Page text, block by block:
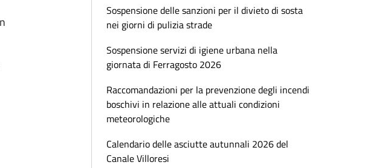
Sospensione delle sanzioni per il divieto di sosta
nei giorni di pulizia strade
Sospensione servizi di igiene urbana nella
giornata di Ferragosto 2026
Raccomandazioni per la prevenzione degli incendi
boschivi in relazione alle attuali condizioni
meteorologiche
Calendario delle asciutte autunnali 2026 del
Canale Villoresi